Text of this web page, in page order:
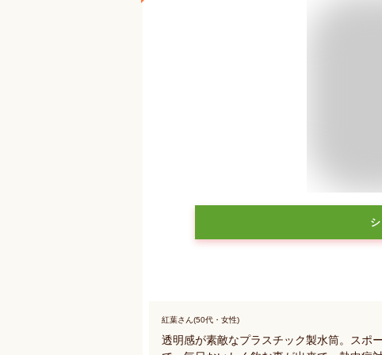
紅葉さん(50代・女性)
透明感が素敵なプラスチック製水筒。スポ